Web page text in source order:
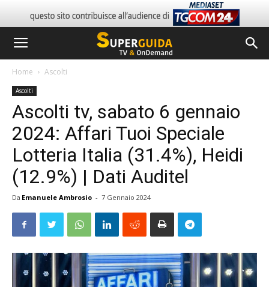
Home Ascolti
Ascolti
Ascolti tv, sabato 6 gennaio
2024: Affari Tuoi Speciale
Lotteria Italia (31.4%), Heidi
(12.9%) | Dati Auditel
Da Emanuele Ambrosio - 7 Gennaio 2024